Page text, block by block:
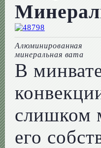
Алюминированная
минеральная вата
В
слишком
его